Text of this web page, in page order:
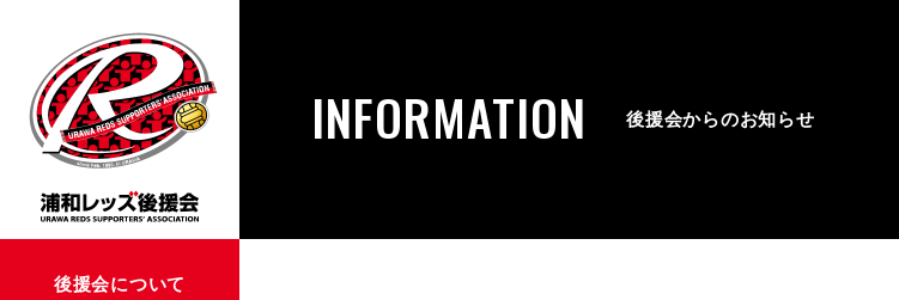
後援会について
INFORMATION 後援会からのお知らせ